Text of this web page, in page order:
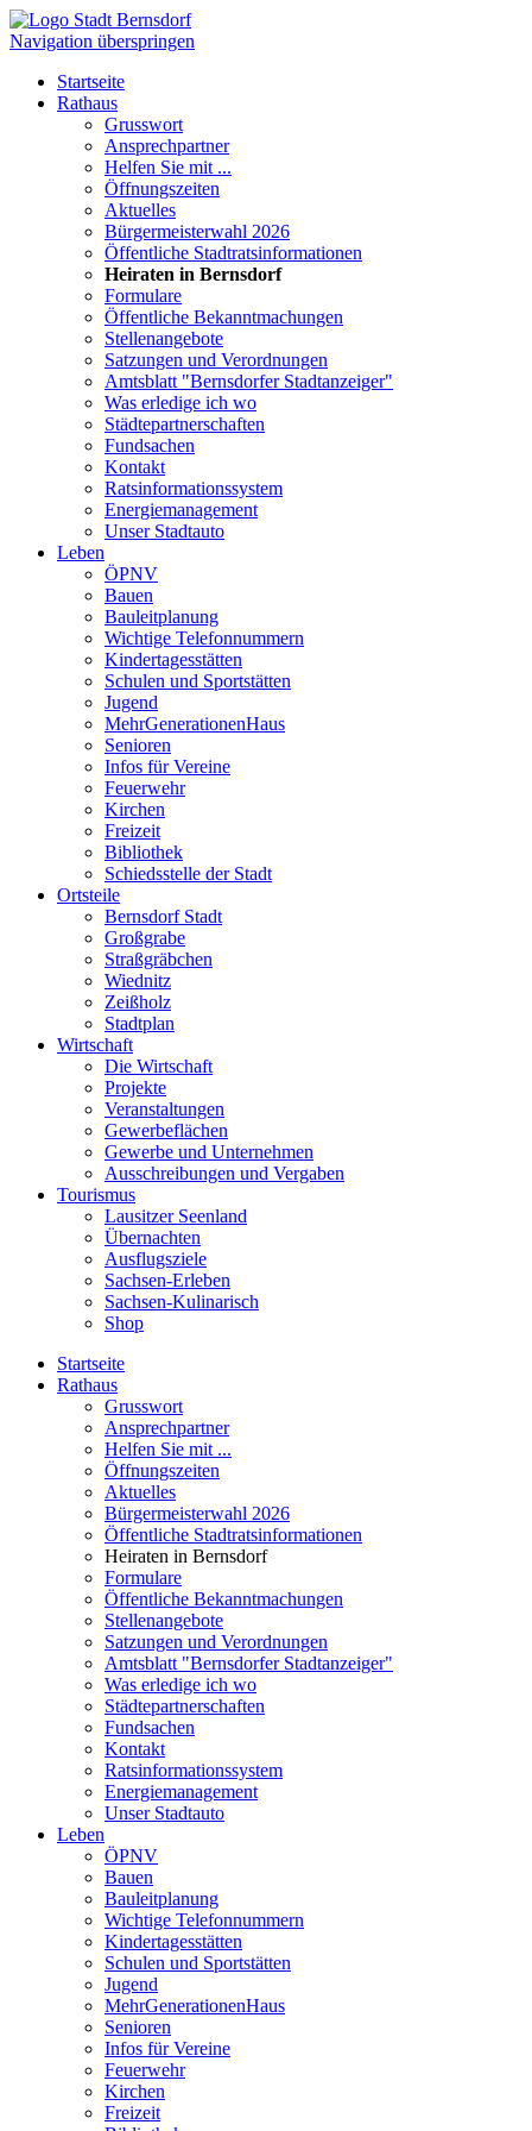
Navigation überspringen
Startseite
Rathaus
Grusswort
Ansprechpartner
Helfen Sie mit ...
Öffnungszeiten
Aktuelles
Bürgermeisterwahl 2026
Öffentliche Stadtratsinformationen
Heiraten in Bernsdorf
Formulare
Öffentliche Bekanntmachungen
Stellenangebote
Satzungen und Verordnungen
Amtsblatt "Bernsdorfer Stadtanzeiger"
Was erledige ich wo
Städtepartnerschaften
Fundsachen
Kontakt
Ratsinformationssystem
Energiemanagement
Unser Stadtauto
Leben
ÖPNV
Bauen
Bauleitplanung
Wichtige Telefonnummern
Kindertagesstätten
Schulen und Sportstätten
Jugend
MehrGenerationenHaus
Senioren
Infos für Vereine
Feuerwehr
Kirchen
Freizeit
Bibliothek
Schiedsstelle der Stadt
Ortsteile
Bernsdorf Stadt
Großgrabe
Straßgräbchen
Wiednitz
Zeißholz
Stadtplan
Wirtschaft
Die Wirtschaft
Projekte
Veranstaltungen
Gewerbeflächen
Gewerbe und Unternehmen
Ausschreibungen und Vergaben
Tourismus
Lausitzer Seenland
Übernachten
Ausflugsziele
Sachsen-Erleben
Sachsen-Kulinarisch
Shop
Startseite
Rathaus
Grusswort
Ansprechpartner
Helfen Sie mit ...
Öffnungszeiten
Aktuelles
Bürgermeisterwahl 2026
Öffentliche Stadtratsinformationen
Heiraten in Bernsdorf
Formulare
Öffentliche Bekanntmachungen
Stellenangebote
Satzungen und Verordnungen
Amtsblatt "Bernsdorfer Stadtanzeiger"
Was erledige ich wo
Städtepartnerschaften
Fundsachen
Kontakt
Ratsinformationssystem
Energiemanagement
Unser Stadtauto
Leben
ÖPNV
Bauen
Bauleitplanung
Wichtige Telefonnummern
Kindertagesstätten
Schulen und Sportstätten
Jugend
MehrGenerationenHaus
Senioren
Infos für Vereine
Feuerwehr
Kirchen
Freizeit